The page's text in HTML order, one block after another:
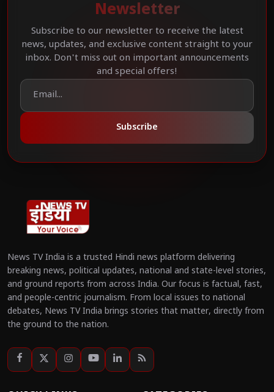
Newsletter
Subscribe to our newsletter to receive the latest
news, updates, and exclusive content straight to your
inbox. Don't miss out on important announcements
and special offers!
Subscribe
News TV India is a trusted Hindi news platform delivering
breaking news, political updates, national and state-level stories,
and ground reports from across India. Our focus is factual, fast,
and people-centric journalism. From local issues to national
debates, News TV India brings stories that matter, directly from
the ground to the nation.